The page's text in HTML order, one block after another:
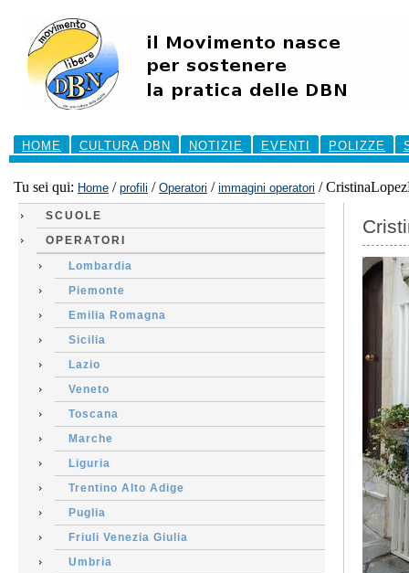
contenuti.
navigazione
Sezioni
HOME
CULTURA DBN NOTIZIE EVENTI POLIZZE
Tu sei qui: Home / profili / Operatori / immagini operatori /
SCUOLE
OPERATORI
Lombardia
Piemonte
Emilia Romagna
Sicilia
Lazio
Veneto
Toscana
Marche
Liguria
Trentino Alto Adige
Puglia
Friuli Venezia Giulia
Umbria